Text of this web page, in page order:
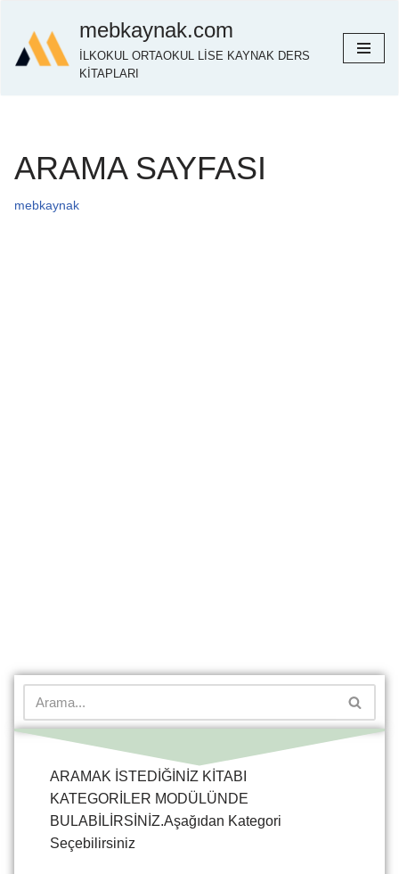
İçeriğe
geç
mebkaynak.com
İLKOKUL ORTAOKUL LİSE KAYNAK DERS
KİTAPLARI
ARAMA SAYFASI
mebkaynak
ARAMAK İSTEDİĞİNİZ KİTABI
KATEGORİLER MODÜLÜNDE
BULABİLİRSİNİZ.Aşağıdan Kategori
Seçebilirsiniz